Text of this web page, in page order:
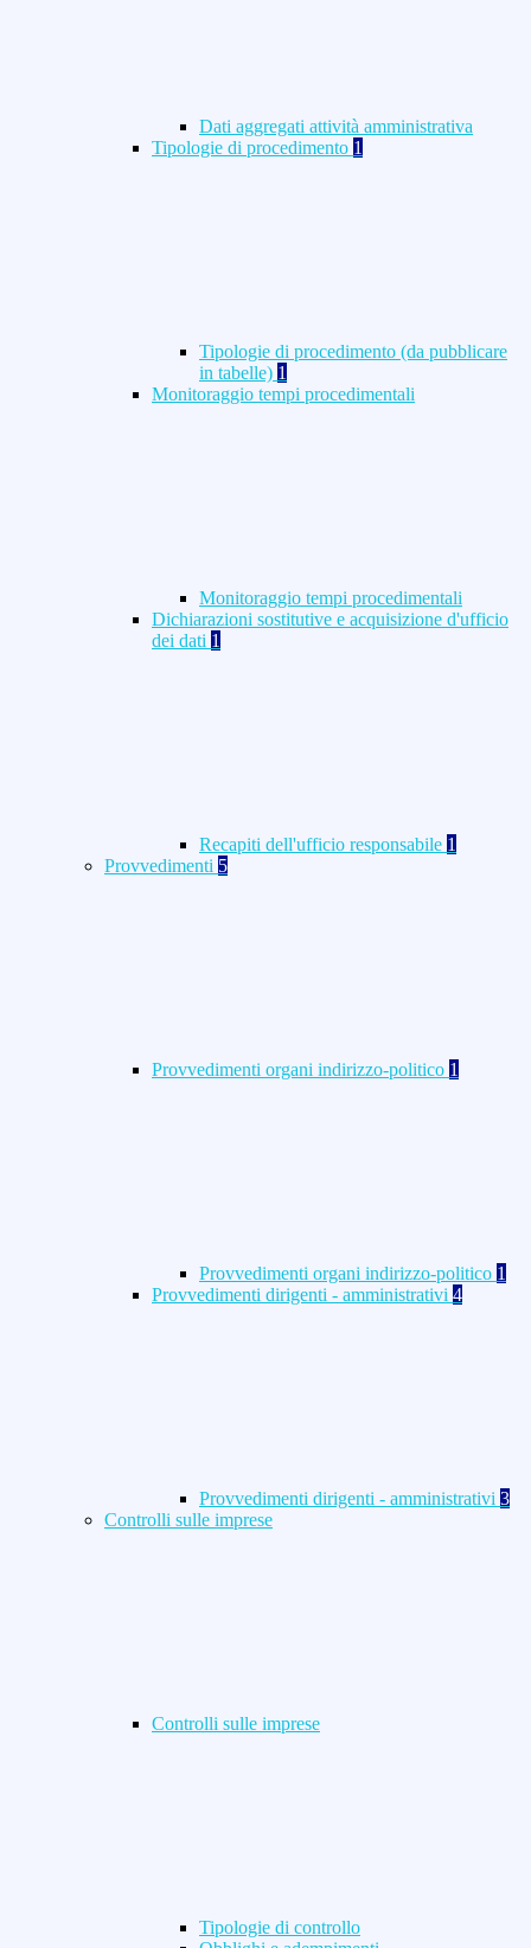
Dati aggregati attività amministrativa
Tipologie di procedimento 1
Tipologie di procedimento (da pubblicare
in tabelle) 1
Monitoraggio tempi procedimentali
Monitoraggio tempi procedimentali
Dichiarazioni sostitutive e acquisizione d'ufficio
dei dati 1
Recapiti dell'ufficio responsabile 1
Provvedimenti 5
Provvedimenti organi indirizzo-politico 1
Provvedimenti organi indirizzo-politico 1
Provvedimenti dirigenti - amministrativi 4
Provvedimenti dirigenti - amministrativi 3
Controlli sulle imprese
Controlli sulle imprese
Tipologie di controllo